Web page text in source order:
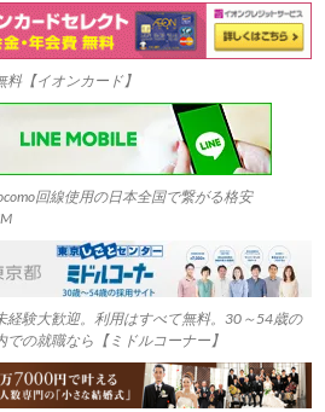
料【イオンカード】
回線使用の日本全国で繋がる格安
経験大歓迎。利用はすべて無料。30～54歳の
での就職なら【ミドルコーナー】